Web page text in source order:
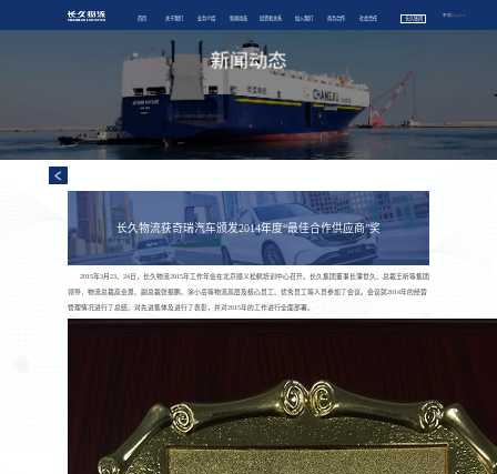
首页 关于我们 业务介绍 新闻动态 投资者关系 加入我们 商务合作 社会责任 长久集团
中文 English
长久物流获奇瑞汽车颁发2014年度“最佳合作供应商”奖
2015年3月23、24日，长久物流2015年工作年会在北京顺义松鹤培训中心召开。长久集团董事长薄世久、总裁王昕等集团
领导，物流总裁高会恩、副总裁张振鹏、涂小岳等物流高层及核心员工、优秀员工等人员参加了会议。会议就2014年的经营
管理情况进行了总结、对先进集体及进行了表彰，并对2015年的工作进行全面部署。